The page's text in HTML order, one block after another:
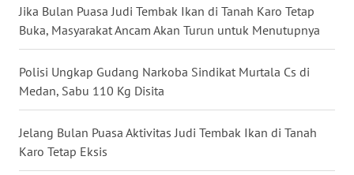
Jika Bulan Puasa Judi Tembak Ikan di Tanah Karo Tetap
Buka, Masyarakat Ancam Akan Turun untuk Menutupnya
Polisi Ungkap Gudang Narkoba Sindikat Murtala Cs di
Medan, Sabu 110 Kg Disita
Jelang Bulan Puasa Aktivitas Judi Tembak Ikan di Tanah
Karo Tetap Eksis
WN
KARO
WN
SIMALUNGUN
WN
LABUHANBATU